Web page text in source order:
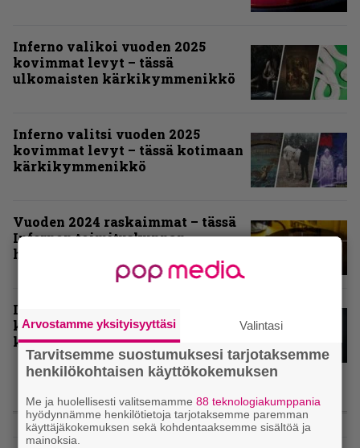
Inferno valikoi vuoden 2025
kovimmat levyt – tässä
ulkomaisten kärkikymmenikkö
Inferno valitsi vuoden 2025
kovimmat levyt – tässä kotimaan
kärkikymmenikkö
Vuoden 2024 raskaimmat – tässä
Infernon toimituskunnan
henkilökohtaiset kärkiviisikot
Inferno valitsi vuoden 2024
kovimmat albumit – tässä
kotimaisten kymmenen parasta
ARVIOT
Arvostamme yksityisyyttäsi Valintasi
Tarvitsemme suostumuksesi tarjotaksemme
henkilökohtaisen käyttökokemuksen
Me ja huolellisesti valitsemamme88 teknologiakumppania
hyödynnämme henkilötietoja tarjotaksemme paremman
käyttäjäkokemuksen sekä kohdentaaksemme sisältöä ja
mainoksia.